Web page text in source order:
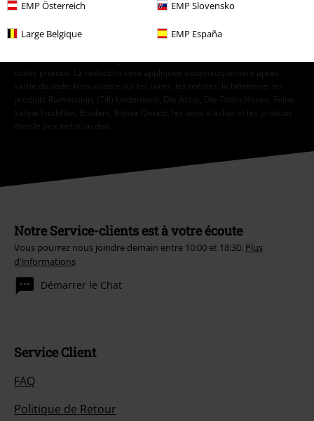
EMP Österreich EMP Slovensko
Large Belgique EMP España
S'abonner
* Valable 4 semaines. En ligne seulement. Non cumulable avec d'autres
codes promos. La réduction sera appliquée automatiquement après
saisie du code. Non valable sur les livres, les médias, la billetterie, les
produits Rammstein, (Till) Lindemann, Die Ärzte, Die Toten Hosen, Feine
Sahne Fischfilet, Broilers, Böhse Onkelz, les bons d'achat et les produits
dont le prix inclut un don.
Notre Service-clients est à votre écoute
Vous pourrez nous joindre demain entre 10:00 et 18:30. Plus
d'informations
Démarrer le Chat
Service Client
FAQ
Politique de Retour